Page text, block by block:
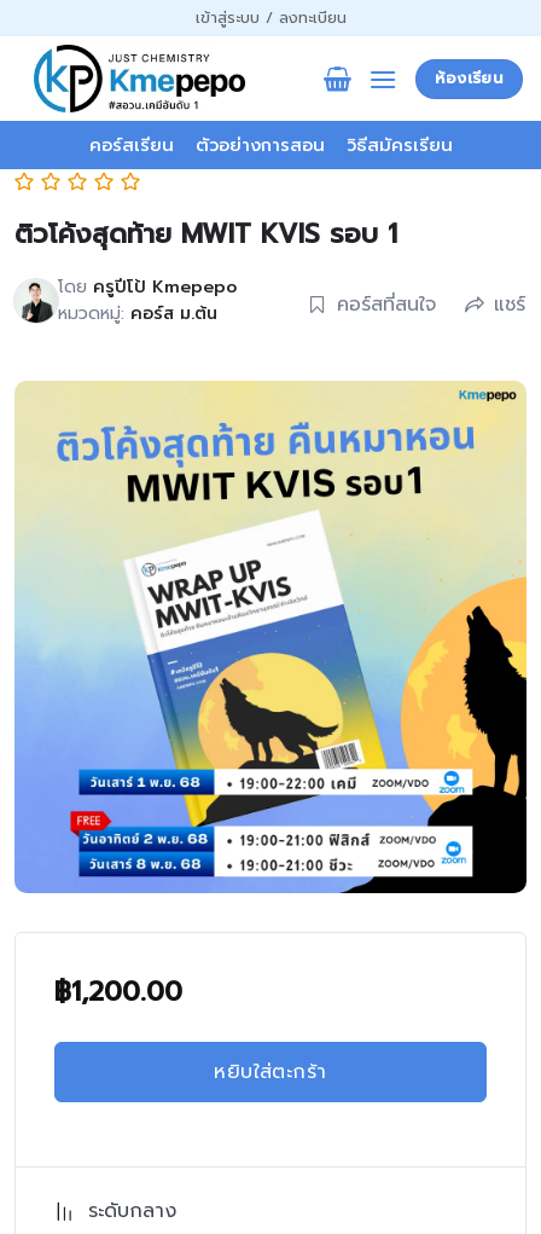
ไป
เนื้อหา
เข้าสู่ระบบ / ลงทะเบียน
ห้องเรียน
คอร์สเรียน ตัวอย่างการสอน วิธีสมัครเรียน
ติวโค้งสุดท้าย MWIT KVIS รอบ 1
โดย ครูปีโป้ Kmepepo
หมวดหมู่: คอร์ส ม.ต้น คอร์สที่สนใจ แชร์
฿1,200.00
หยิบใส่ตะกร้า
ระดับกลาง